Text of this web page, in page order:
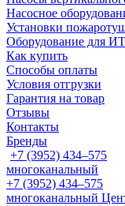
Насосное
Установки
Оборудование для
Как купить
Способы оплаты
Условия отгрузки
Гарантия на товар
Отзывы
Контакты
Бренды
+7 (3952) 434‒575
многоканальный
+7 (3952) 434‒575
многоканальный